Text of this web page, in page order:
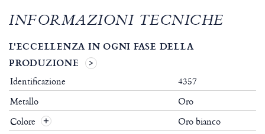
INFORMAZIONI TECNICHE
L'ECCELLENZA IN OGNI FASE DELLA
PRODUZIONE
Identificazione
4357
Metallo
Oro
Colore
Oro bianco